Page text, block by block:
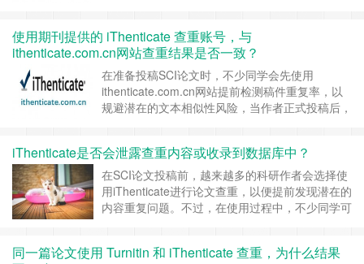
Sources（主要重合来源） 这些指标到底代表什
么？是否直接决定稿件会不会被拒？报告中显
示……继续阅读 »
使用期刊提供的 iThenticate 查重账号，与
ithenticate.com.cn网站查重结果是否一致？
在准备投稿SCI论文时，不少同学会先使用
ithenticate.com.cn网站提前检测稿件重复率，以
规避潜在的文本相似性风险，当作者正式投稿后，
ithenticate.com.cn查过了，重复率很低，期刊查
出来的结果会不会不同？2、期刊的iThentic……
继续阅读 »
iThenticate是否会泄露查重内容或收录到数据库中？
在SCI论文投稿前，越来越多的科研作者会选择使
用iThenticate进行论文查重，以便提前发现潜在的
内容重复问题。不过，在使用过程中，不少同学可
稿？”毕竟是自己花了不少时间和精力完成的。
同一篇论文使用 Turnitin 和 iThenticate 查重，为什么结果